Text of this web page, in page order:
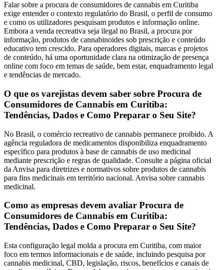
Falar sobre a procura de consumidores de cannabis em Curitiba
exige entender o contexto regulatório do Brasil, o perfil de consumo
e como os utilizadores pesquisam produtos e informação online.
Embora a venda recreativa seja ilegal no Brasil, a procura por
informação, produtos de cannabinoides sob prescrição e conteúdo
educativo tem crescido. Para operadores digitais, marcas e projetos
de conteúdo, há uma oportunidade clara na otimização de presença
online com foco em temas de saúde, bem estar, enquadramento legal
e tendências de mercado.
O que os varejistas devem saber sobre Procura de
Consumidores de Cannabis em Curitiba:
Tendências, Dados e Como Preparar o Seu Site?
No Brasil, o comércio recreativo de cannabis permanece proibido. A
agência reguladora de medicamentos disponibiliza enquadramento
específico para produtos à base de cannabis de uso medicinal
mediante prescrição e regras de qualidade. Consulte a página oficial
da Anvisa para diretrizes e normativos sobre produtos de cannabis
para fins medicinais em território nacional. Anvisa sobre cannabis
medicinal.
Como as empresas devem avaliar Procura de
Consumidores de Cannabis em Curitiba:
Tendências, Dados e Como Preparar o Seu Site?
Esta configuração legal molda a procura em Curitiba, com maior
foco em termos informacionais e de saúde, incluindo pesquisa por
cannabis medicinal, CBD, legislação, riscos, benefícios e canais de